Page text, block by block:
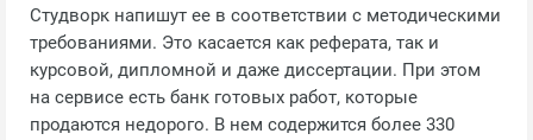
Студворк напишут ее в соответствии с методическими
требованиями. Это касается как реферата, так и
курсовой, дипломной и даже диссертации. При этом
на сервисе есть банк готовых работ, которые
продаются недорого. В нем содержится более 330